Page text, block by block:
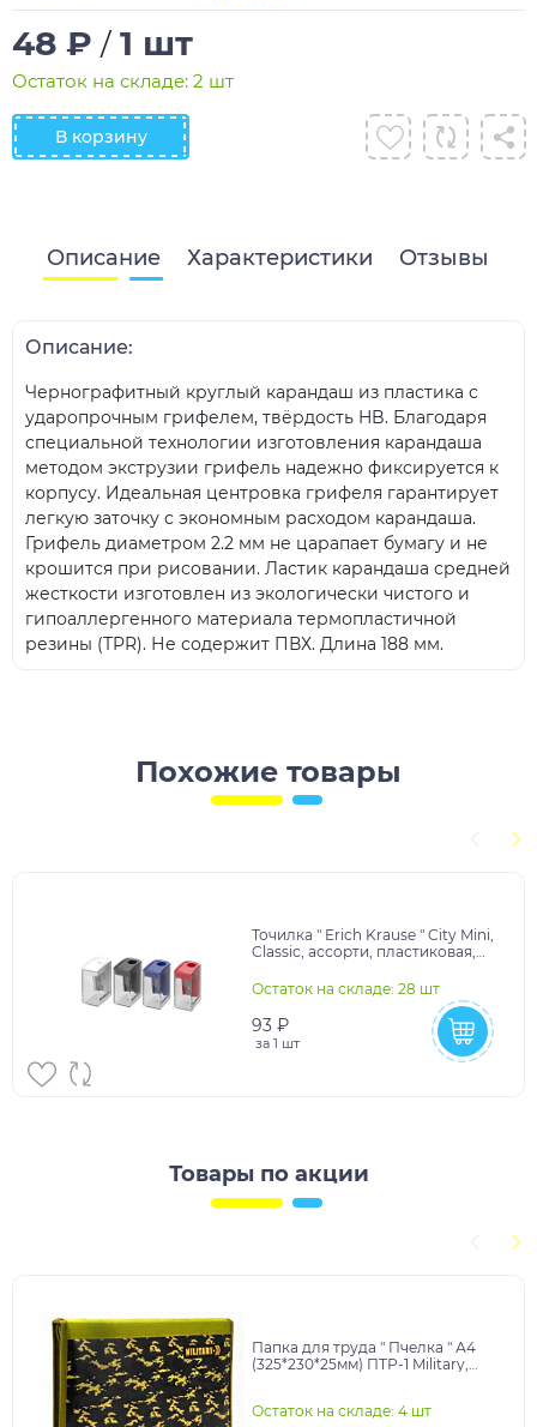
48 ₽ / 1 шт
Остаток на складе: 2 шт
В корзину
Описание Характеристики Отзывы
Описание:
Чернографитный круглый карандаш из пластика с
ударопрочным грифелем, твёрдость HB. Благодаря
специальной технологии изготовления карандаша
методом экструзии грифель надежно фиксируется к
корпусу. Идеальная центровка грифеля гарантирует
легкую заточку с экономным расходом карандаша.
Грифель диаметром 2.2 мм не царапает бумагу и не
крошится при рисовании. Ластик карандаша средней
жесткости изготовлен из экологически чистого и
гипоаллергенного материала термопластичной
резины (TPR). Не содержит ПВХ. Длина 188 мм.
Похожие товары
Точилка " Erich Krause " City Mini,
Classic, ассорти, пластиковая,
в
Остаток на складе: 28 шт
93 ₽
за 1 шт
Товары по акции
Папка для труда " Пчелка " А4
(325*230*25мм) ПТР-1 Military,
Остаток на складе: 4 шт